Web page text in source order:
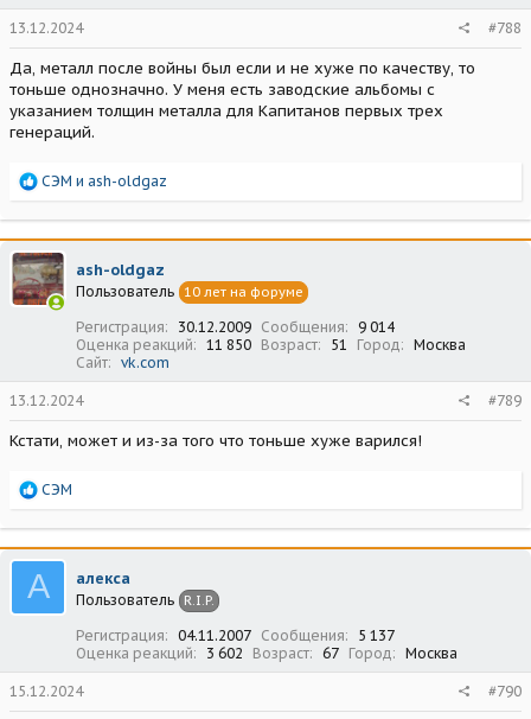
13.12.2024 #788
Да, металл после войны был если и не хуже по качеству, то
тоньше однозначно. У меня есть заводские альбомы с
указанием толщин металла для Капитанов первых трех
генераций.
Р
а
к
ц
и
и
СЭМ и ash-oldgaz
ash-oldgaz
Пользователь 10 лет на форуме
Регистрация 30.12.2009 Сообщения
9 014
Оценка реакций
11 850 Возраст 51 Город
Москва
Сайт
vk.com
13.12.2024 #789
Кстати, может и из-за того что тоньше хуже варился!
Р
а
к
ц
и
и
СЭМ
А алекса
Пользователь R.I.P.
Регистрация 04.11.2007 Сообщения
5 137
Оценка реакций
3 602 Возраст 67 Город Москва
15.12.2024 #790